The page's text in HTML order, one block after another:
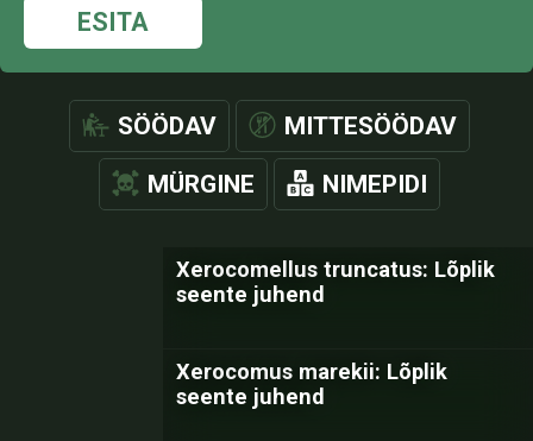
ESITA
SÖÖDAV MITTESÖÖDAV
MÜRGINE NIMEPIDI
Xerocomellus truncatus: Lõplik
seente juhend
Xerocomus marekii: Lõplik
seente juhend